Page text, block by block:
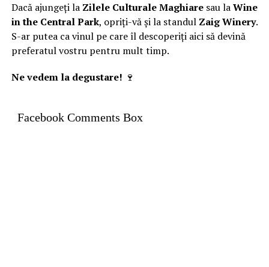
Dacă ajungeți la Zilele Culturale Maghiaresau laWine
in the Central Park, opriți-vă și la standul Zaig Winery.
S-ar putea ca vinul pe care îl descoperiți aici să devină
preferatul vostru pentru mult timp.
Ne vedem la degustare! 🍷
Facebook Comments Box